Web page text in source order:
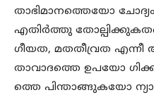
താഭിമാനത്തെയോ
എതിർത്തു
ഗീയത, മതതീവ്രത
താവാദത്തെ ഉപയോ
ത്തെ പിന്താങ്ങുകയോ